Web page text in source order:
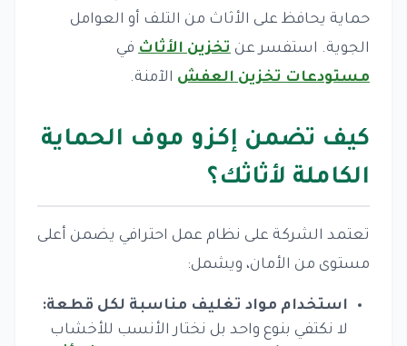
حماية يحافظ على الأثاث من التلف أو العوامل
الجوية. استفسر عن تخزين الأثاث في
مستودعات تخزين العفش الآمنة.
كيف تضمن إكزو موف الحماية
الكاملة لأثاثك؟
تعتمد الشركة على نظام عمل احترافي يضمن أعلى
مستوى من الأمان، ويشمل:
استخدام مواد تغليف مناسبة لكل قطعة:
لا نكتفي بنوع واحد بل نختار الأنسب للأخشاب